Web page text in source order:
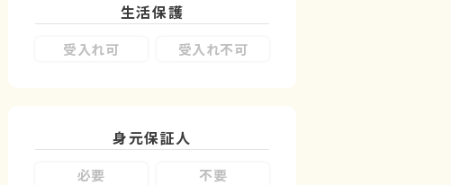
生活保護
受入れ可 受入れ不可
身元保証人
必要 不要